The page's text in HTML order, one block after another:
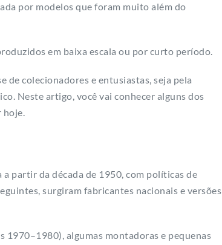
por modelos que foram muito além do
em baixa escala ou por curto período.
de colecionadores e entusiastas, seja pela
Neste artigo, você vai conhecer alguns dos
hoje.
partir da década de 1950, com políticas de
surgiram fabricantes nacionais e versões
1970–1980), algumas montadoras e pequenas